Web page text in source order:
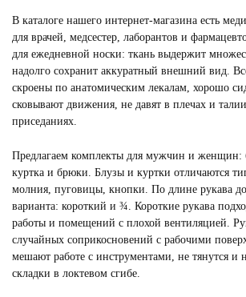
В каталоге нашего интернет-магазина есть
для врачей, медсестер, лаборантов и
для ежедневной носки: ткань выдержит
надолго сохранит аккуратный внешний вид.
скроены по анатомическим лекалам, хорошо
сковывают движения, не давят в плечах и
приседаниях.
Предлагаем комплекты для мужчин и женщин:
куртка и брюки. Блузы и куртки отличаются
молния, пуговицы, кнопки. По длине рукава
варианта: короткий и ¾. Короткие рукава
работы и помещений с плохой вентиляцией.
случайных соприкосновений с рабочими
мешают работе с инструментами, не тянутся и
складки в локтевом сгибе.